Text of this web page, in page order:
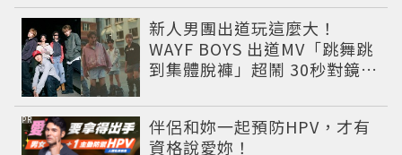
新人男團出道玩這麼大！
WAYF BOYS 出道MV「跳舞跳
到集體脫褲」超鬧 30秒對鏡清
伴侶和妳一起預防HPV，才有
資格說愛妳！
PR